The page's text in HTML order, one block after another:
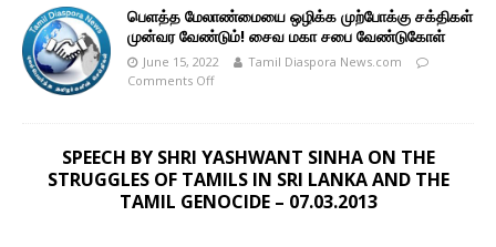
பெளத்த மேலாண்மையை ஒழிக்க முற்போக்கு சக்திகள்
முன்வர வேண்டும்! சைவ மகா சபை வேண்டுகோள்
June 15, 2022
Tamil Diaspora News.com
Comments Off
SPEECH BY SHRI YASHWANT SINHA ON THE
STRUGGLES OF TAMILS IN SRI LANKA AND THE
TAMIL GENOCIDE – 07.03.2013